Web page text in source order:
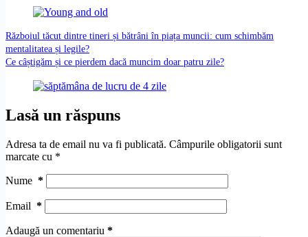
Războiul tăcut dintre tineri și bătrâni în piața muncii: cum schimbăm
mentalitatea și legile?
Ce câștigăm și ce pierdem dacă muncim doar patru zile?
Lasă un răspuns
Adresa ta de email nu va fi publicată. Câmpurile obligatorii sunt
marcate cu *
Nume *
Email *
Adaugă un comentariu *